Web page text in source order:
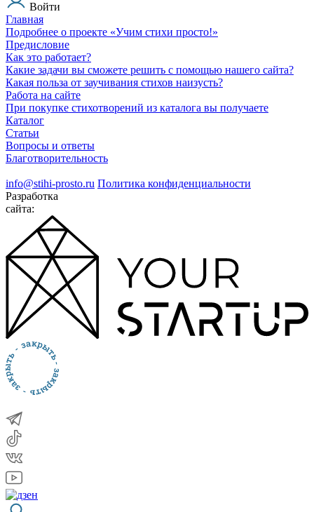
Войти
Главная
Подробнее о проекте «Учим стихи просто!»
Предисловие
Как это работает?
Какие задачи вы сможете решить с помощью нашего сайта?
Какая польза от заучивания стихов наизусть?
Работа на сайте
При покупке стихотворений из каталога вы получаете
Каталог
Статьи
Вопросы и ответы
Благотворительность
info@stihi-prosto.ru Политика конфиденциальности
Разработка
сайта: